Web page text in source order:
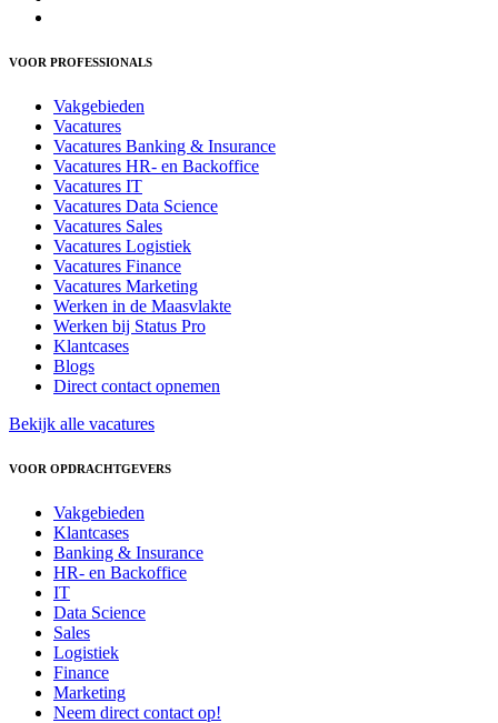
VOOR PROFESSIONALS
Vakgebieden
Vacatures
Vacatures Banking & Insurance
Vacatures HR- en Backoffice
Vacatures IT
Vacatures Data Science
Vacatures Sales
Vacatures Logistiek
Vacatures Finance
Vacatures Marketing
Werken in de Maasvlakte
Werken bij Status Pro
Klantcases
Blogs
Direct contact opnemen
Bekijk alle vacatures
VOOR OPDRACHTGEVERS
Vakgebieden
Klantcases
Banking & Insurance
HR- en Backoffice
IT
Data Science
Sales
Logistiek
Finance
Marketing
Neem direct contact op!